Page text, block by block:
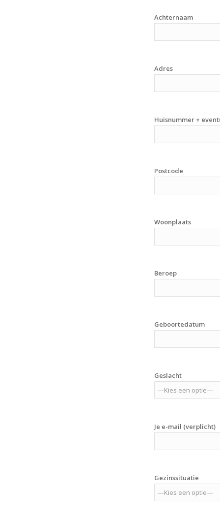
Achternaam
Adres
Huisnummer +
Postcode
Woonplaats
Beroep
Geboortedatum
Geslacht
Je e-mail (verplicht)
Gezinssituatie